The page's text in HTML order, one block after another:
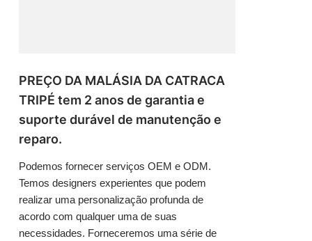
PREÇO DA MALÁSIA DA CATRACA
TRIPÉ tem 2 anos de garantia e
suporte durável de manutenção e
reparo.
Podemos fornecer serviços OEM e ODM.
Temos designers experientes que podem
realizar uma personalização profunda de
acordo com qualquer uma de suas
necessidades. Forneceremos uma série de